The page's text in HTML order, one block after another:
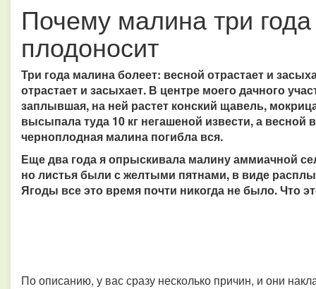
Почему малина три
плодоносит
Три года малина болеет: весной отрастает и
отрастает и засыхает. В центре моего дачного
заплывшая, на ней растет конский щавель,
высыпала туда 10 кг негашеной извести, а весной
черноплодная малина погибла вся.
Еще два года я опрыскивала малину аммиачной
но листья были с желтыми пятнами, в виде
Ягоды все это время почти никогда не было. Что
По описанию, у вас сразу несколько причин, и они